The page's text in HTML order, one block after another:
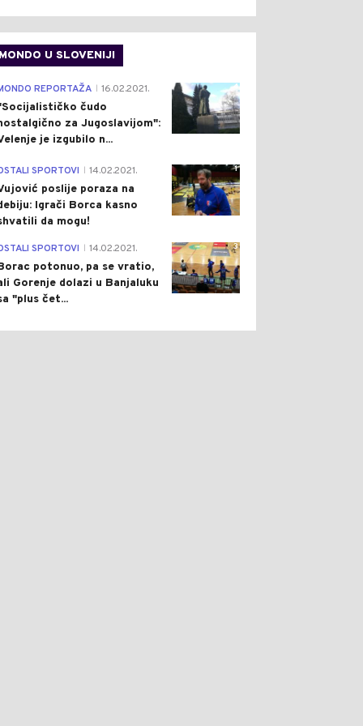
| Pre 41 min
NA ŽRTVE
31 GODINA OD
CRNA HRONIKA
PRONAŠLA DROGU (FOTO)
MONDO U SLOVENIJI
4
REPORTAŽA 16.02.2021.
čudo
za Jugoslavijom":
je izgubilo n...
1
SPORTOVI 14.02.2021.
poslije poraza na
Igrači Borca kasno
da mogu!
3
SPORTOVI 14.02.2021.
potonuo, pa se vratio,
Gorenje dolazi u Banjaluku
"plus čet...